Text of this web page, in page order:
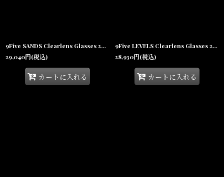
9Five SANDS Clearlens Glasses 24Kゴールド UV 偏光 サングラス
29,040円(税込)
カートに入れる
9Five LEVELS Clearlens Glasses 24Kゴールド UV 偏光 クリアレンズ メガネ
28,930円(税込)
カートに入れる